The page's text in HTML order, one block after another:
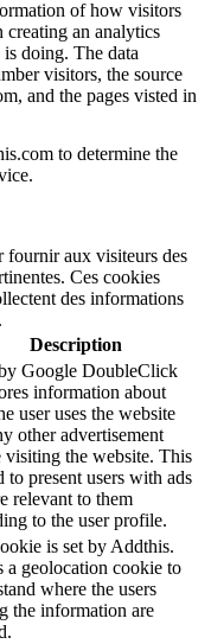
of how visitors
creating an analytics
doing. The data
visitors, the source
and the pages visted in
to determine the
fournir aux visiteurs des
Ces cookies
des informations
Description
Google DoubleClick
information about
user uses the website
other advertisement
visiting the website. This
to present users with ads
relevant to them
to the user profile.
is set by Addthis.
a geolocation cookie to
where the users
the information are